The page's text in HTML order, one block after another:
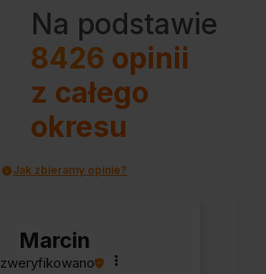
Na podstawie
8426 opinii
z całego
okresu
Jak zbieramy opinie?
Marcin
zweryfikowano